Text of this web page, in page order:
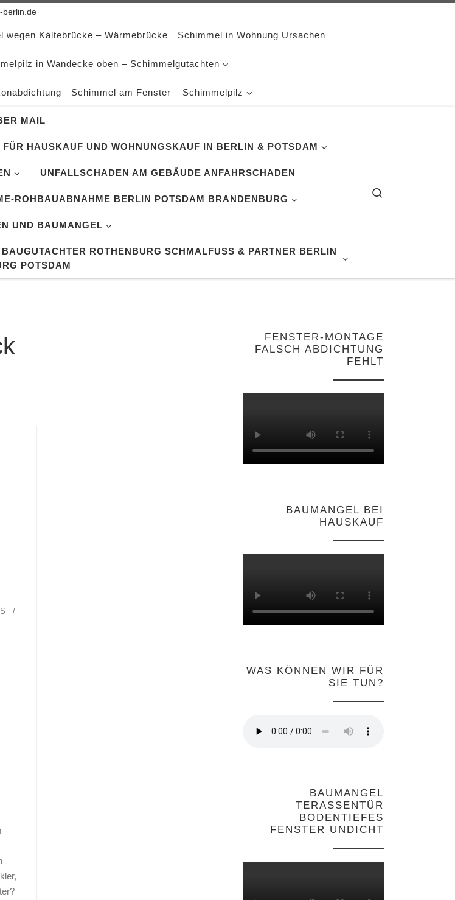
berlin.de
wegen Kältebrücke – Wärmebrücke Schimmel in Wohnung Ursachen
in Wandecke oben – Schimmelgutachten
Schimmel am Fenster – Schimmelpilz
MAIL
FÜR HAUSKAUF UND WOHNUNGSKAUF IN BERLIN & POTSDAM
UNFALLSCHADEN AM GEBÄUDE ANFAHRSCHADEN
ROHBAUABNAHME BERLIN POTSDAM BRANDENBURG
UND BAUMANGEL
ROTHENBURG SCHMALFUSS & PARTNER BERLIN
POTSDAM
FENSTER-MONTAGE
FALSCH ABDICHTUNG
FEHLT
BAUMANGEL BEI
HAUSKAUF
WAS KÖNNEN WIR FÜR
SIE TUN?
BAUMANGEL
TERASSENTÜR
BODENTIEFES
FENSTER UNDICHT